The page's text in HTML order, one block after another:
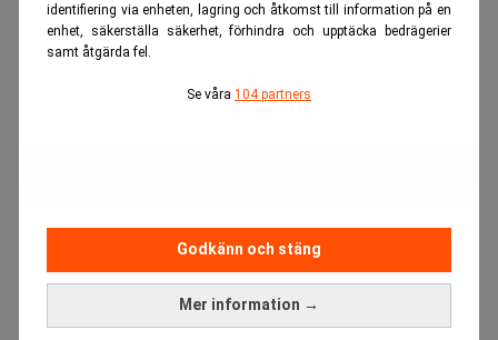
identifiering via enheten, lagring och åtkomst till information på en
enhet, säkerställa säkerhet, förhindra och upptäcka bedrägerier
samt åtgärda fel.
Se våra 104 partners
Mer information →
Godkänn och stäng